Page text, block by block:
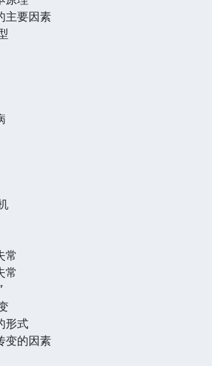
主要因素
常
常
形式
变的因素